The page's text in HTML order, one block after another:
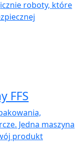
roboty, które
FFS
Jedna maszyna
produkt